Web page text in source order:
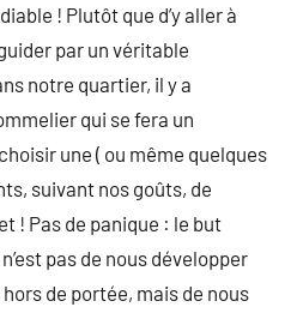
! Plutôt que d’y aller à
par un véritable
notre quartier, il y a
qui se fera un
une ( ou même quelques
suivant nos goûts, de
! Pas de panique : le but
pas de nous développer
de portée, mais de nous